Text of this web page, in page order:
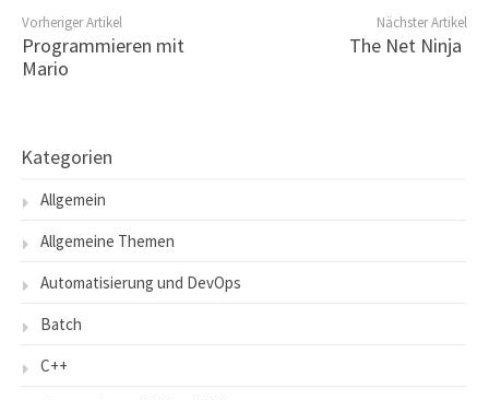
Vorheriger Artikel
Programmieren mit
Mario
Nächster Artikel
The Net Ninja
Kategorien
Allgemein
Allgemeine Themen
Automatisierung und DevOps
Batch
C++